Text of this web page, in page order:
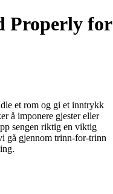
Properly for
et rom og gi et inntrykk
å imponere gjester eller
sengen riktig en viktig
gå gjennom trinn-for-trinn